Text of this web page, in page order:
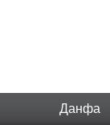
Данфа